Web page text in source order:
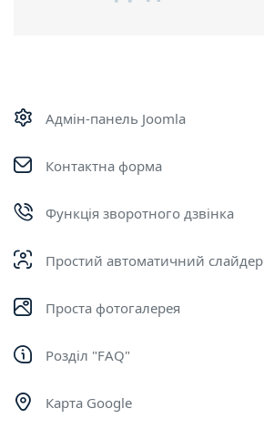
Адмін-панель Joomla
Контактна форма
Функція зворотного дзвінка
Простий автоматичний слайдер
Проста фотогалерея
Розділ "FAQ"
Карта Google